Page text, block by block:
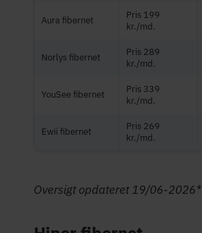
Aura fibernet
Pris 199
kr./md.
Norlys fibernet
Pris 289
kr./md.
YouSee fibernet
Pris 339
kr./md.
Ewii fibernet
Pris 269
kr./md.
Oversigt opdateret 19/06-2026*